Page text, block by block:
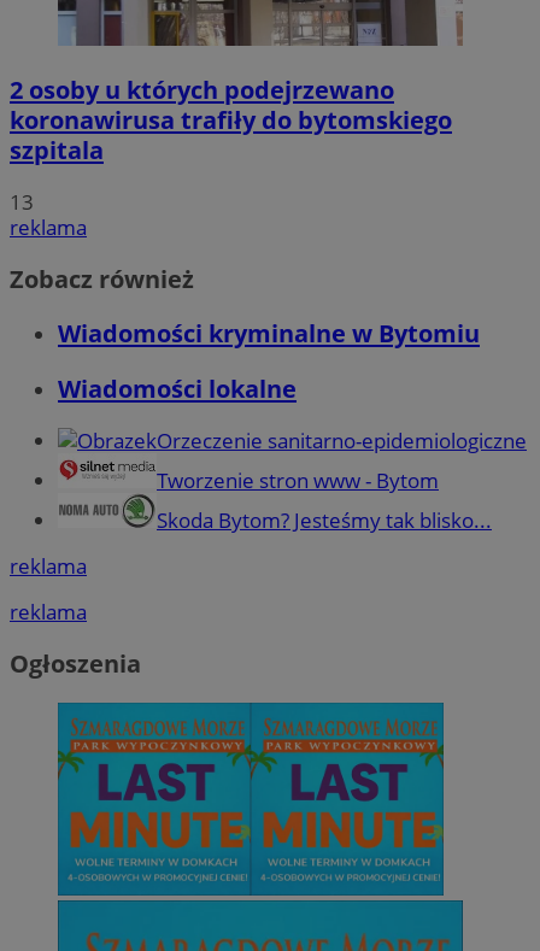
2 osoby u których podejrzewano
koronawirusa trafiły do bytomskiego
szpitala
13
reklama
Zobacz również
Wiadomości kryminalne w Bytomiu
Wiadomości lokalne
Orzeczenie sanitarno-epidemiologiczne
Tworzenie stron www - Bytom
Skoda Bytom? Jesteśmy tak blisko...
reklama
reklama
Ogłoszenia